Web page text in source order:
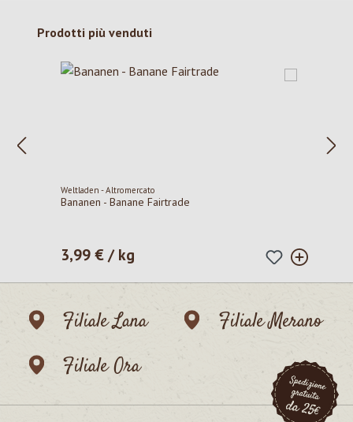
Salta la galleria dei prodotti
Prodotti più venduti
Weltladen - Altromercato
Bananen - Banane Fairtrade
Prezzo normale:
3,99 € / kg
Filiale Lana
Filiale Merano
Filiale Ora